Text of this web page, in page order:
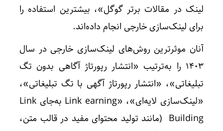
لینک در مقالات برتر گوگل»، بیشترین استفاده را
برای لینک‌سازی خارجی انجام داده‌اند.
آنان موثرترین روش‌های لینک‌سازی خارجی در سال
۱۴۰۳ را به‌ترتیب «انتشار رپورتاژ آگاهی بدون تگ
تبلیغاتی»، «انتشار رپورتاژ آگهی با تگ تبلیغاتی»،
«لینک‌سازی لایه‌ای»، «Link earning به‌جای Link
Building (مانند تولید محتوای مفید در قالب متن،